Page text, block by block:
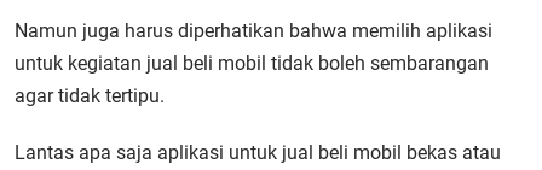
Namun juga harus diperhatikan bahwa memilih aplikasi
untuk kegiatan jual beli mobil tidak boleh sembarangan
agar tidak tertipu.
Lantas apa saja aplikasi untuk jual beli mobil bekas atau